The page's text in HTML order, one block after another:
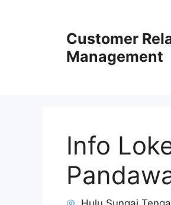
Customer
Management
Info